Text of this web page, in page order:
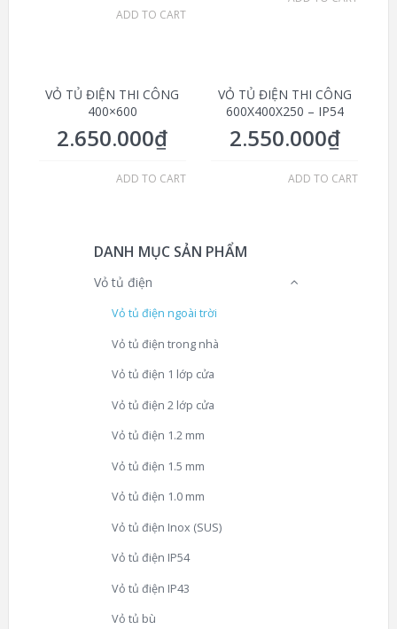
ADD TO CART
VỎ TỦ ĐIỆN THI CÔNG
400×600
2.650.000₫
ADD TO CART
VỎ TỦ ĐIỆN THI CÔNG
600X400X250 – IP54
2.550.000₫
ADD TO CART
DANH MỤC SẢN PHẨM
Vỏ tủ điện
Vỏ tủ điện ngoài trời
Vỏ tủ điện trong nhà
Vỏ tủ điện 1 lớp cửa
Vỏ tủ điện 2 lớp cửa
Vỏ tủ điện 1.2 mm
Vỏ tủ điện 1.5 mm
Vỏ tủ điện 1.0 mm
Vỏ tủ điện Inox (SUS)
Vỏ tủ điện IP54
Vỏ tủ điện IP43
Vỏ tủ bù